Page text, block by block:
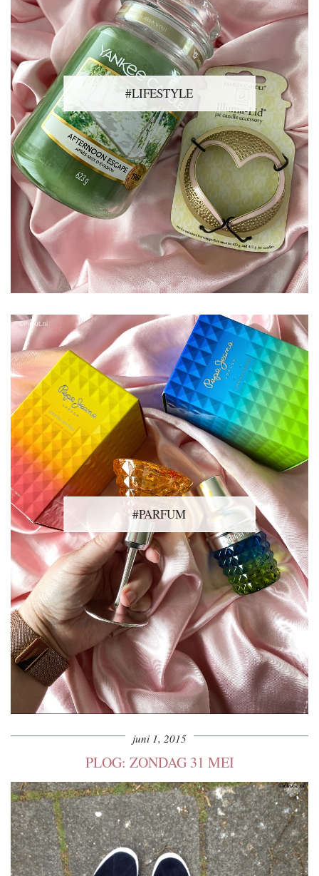
#LIFESTYLE
#PARFUM
juni 1, 2015
PLOG: ZONDAG 31 MEI